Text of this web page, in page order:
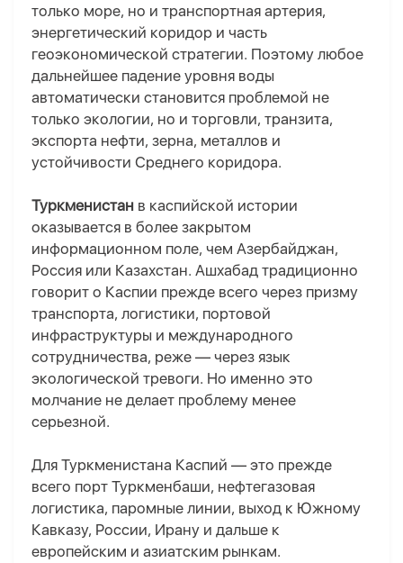
только море, но и транспортная артерия,
энергетический коридор и часть
геоэкономической стратегии. Поэтому любое
дальнейшее падение уровня воды
автоматически становится проблемой не
только экологии, но и торговли, транзита,
экспорта нефти, зерна, металлов и
устойчивости Среднего коридора.
Туркменистан в каспийской истории
оказывается в более закрытом
информационном поле, чем Азербайджан,
Россия или Казахстан. Ашхабад традиционно
говорит о Каспии прежде всего через призму
транспорта, логистики, портовой
инфраструктуры и международного
сотрудничества, реже — через язык
экологической тревоги. Но именно это
молчание не делает проблему менее
серьезной.
Для Туркменистана Каспий — это прежде
всего порт Туркменбаши, нефтегазовая
логистика, паромные линии, выход к Южному
Кавказу, России, Ирану и дальше к
европейским и азиатским рынкам.